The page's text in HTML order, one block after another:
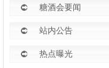
糖酒会要闻
站内公告
热点曝光